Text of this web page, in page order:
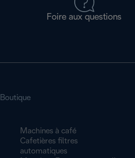
Foire aux questions
Boutique
Machines à café
Cafetières filtres
automatiques